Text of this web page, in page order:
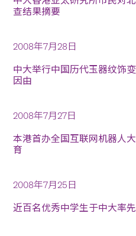
查结果摘要
2008年7月28日
中大举行中国历代玉器纹饰
因由
2008年7月27日
本港首办全国互联网机器人
育
2008年7月25日
近百名优秀中学生于中大率